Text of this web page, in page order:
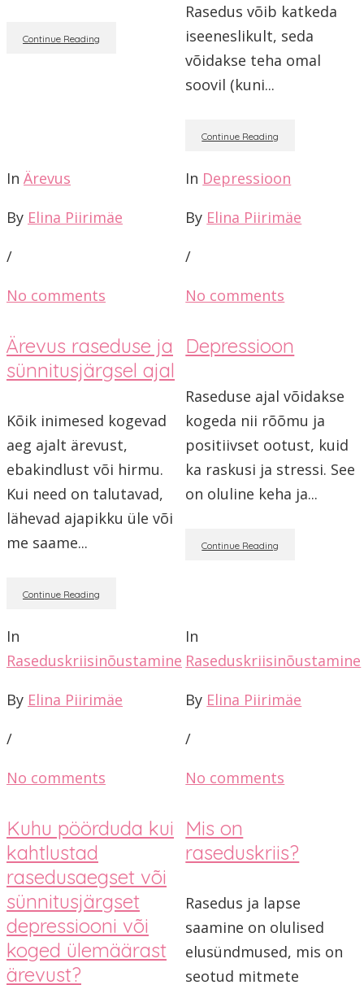
Continue Reading
Rasedus võib katkeda
iseeneslikult, seda
võidakse teha omal
soovil (kuni...
Continue Reading
In Ärevus
By Elina Piirimäe
/
No comments
Ärevus raseduse ja
sünnitusjärgsel ajal
Kõik inimesed kogevad
aeg ajalt ärevust,
ebakindlust või hirmu.
Kui need on talutavad,
lähevad ajapikku üle või
me saame...
Continue Reading
In Depressioon
By Elina Piirimäe
/
No comments
Depressioon
Raseduse ajal võidakse
kogeda nii rõõmu ja
positiivset ootust, kuid
ka raskusi ja stressi. See
on oluline keha ja...
Continue Reading
In
Raseduskriisinõustamine
By Elina Piirimäe
/
No comments
Kuhu pöörduda kui
kahtlustad
rasedusaegset või
sünnitusjärgset
depressiooni või
koged ülemäärast
ärevust?
In
Raseduskriisinõustamine
By Elina Piirimäe
/
No comments
Mis on
raseduskriis?
Rasedus ja lapse
saamine on olulised
elusündmused, mis on
seotud mitmete